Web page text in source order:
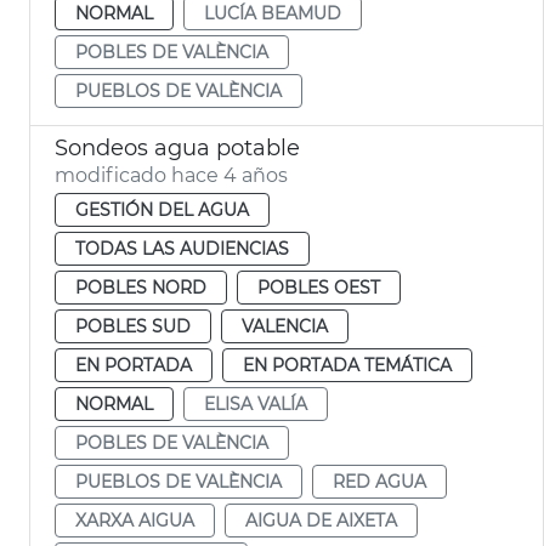
NORMAL
LUCÍA BEAMUD
POBLES DE VALÈNCIA
PUEBLOS DE VALÈNCIA
Sondeos agua potable
modificado hace 4 años
GESTIÓN DEL AGUA
TODAS LAS AUDIENCIAS
POBLES NORD
POBLES OEST
POBLES SUD
VALENCIA
EN PORTADA
EN PORTADA TEMÁTICA
NORMAL
ELISA VALÍA
POBLES DE VALÈNCIA
PUEBLOS DE VALÈNCIA
RED AGUA
XARXA AIGUA
AIGUA DE AIXETA